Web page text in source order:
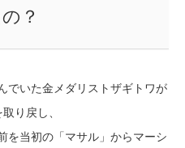
？
でいた金メダリストザギトワが
り戻し、
を当初の「マサル」からマーシ